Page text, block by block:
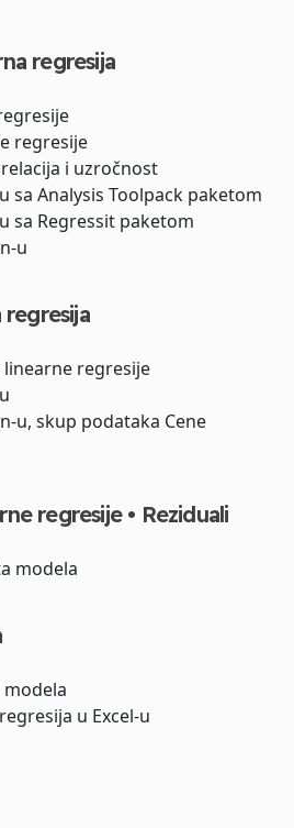
regresija
regresije
i uzročnost
sa Analysis Toolpack paketom
sa Regressit paketom
u
regresije
u, skup podataka Cene
regresije • Reziduali
modela
u Excel-u